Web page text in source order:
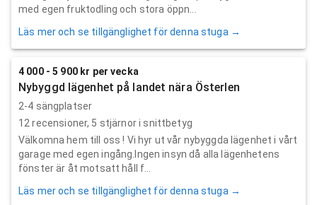
med egen fruktodling och stora öppn...
Läs mer och se tillgänglighet för denna stuga →
4 000 - 5 900 kr per vecka
Nybyggd lägenhet på landet nära Österlen
2-4 sängplatser
12 recensioner, 5 stjärnor i snittbetyg
Välkomna hem till oss ! Vi hyr ut vår nybyggda lägenhet i vårt
garage med egen ingång.Ingen insyn då alla lägenhetens
fönster är åt motsatt håll f...
Läs mer och se tillgänglighet för denna stuga →